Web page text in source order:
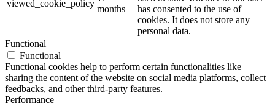
viewed_cookie_policy
months
has consented to the use of
cookies. It does not store any
personal data.
Functional
Functional
Functional cookies help to perform certain functionalities like
sharing the content of the website on social media platforms, collect
feedbacks, and other third-party features.
Performance